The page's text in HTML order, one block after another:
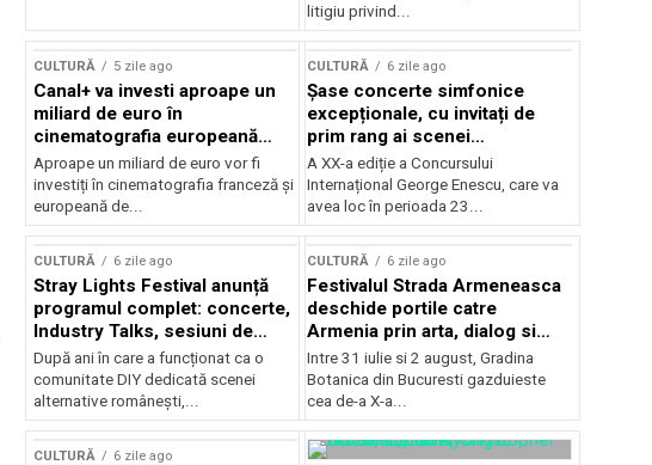
litigiu privind...
CULTURĂ 5 zile ago
Canal+ va investi aproape un
miliard de euro în
cinematografia europeană
până în 2032
Aproape un miliard de euro vor fi
investiți în cinematografia franceză și
europeană de...
CULTURĂ 6 zile ago
Șase concerte simfonice
excepționale, cu invitați de
prim rang ai scenei
internaționale și ansambluri
orchestrale românești de
prestigiu, în programul
Concursului Enescu 2026
A XX-a ediție a Concursului
Internațional George Enescu, care va
avea loc în perioada 23...
CULTURĂ 6 zile ago
Stray Lights Festival anunță
programul complet: concerte,
Industry Talks, sesiuni de
audiție și noi opțiuni de
participare pentru public
După ani în care a funcționat ca o
comunitate DIY dedicată scenei
alternative românești,...
CULTURĂ 6 zile ago
Festivalul Strada Armeneasca
deschide portile catre
Armenia prin arta, dialog si
patrimoniu, intre 31 iulie si 2
august, la Gradina Botanica din
Bucuresti
Intre 31 iulie si 2 august, Gradina
Botanica din Bucuresti gazduieste
cea de-a X-a...
CULTURĂ 6 zile ago